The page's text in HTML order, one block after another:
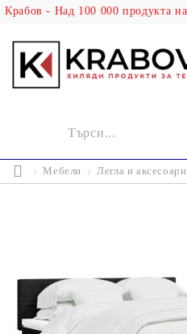
Мебели Легла и аксесоари